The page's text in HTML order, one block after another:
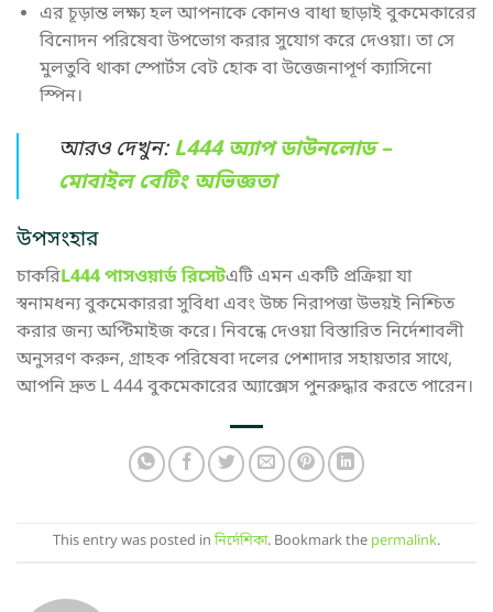
এর চূড়ান্ত লক্ষ্য হল আপনাকে কোনও বাধা ছাড়াই বুকমেকারের
বিনোদন পরিষেবা উপভোগ করার সুযোগ করে দেওয়া। তা সে
মুলতুবি থাকা স্পোর্টস বেট হোক বা উত্তেজনাপূর্ণ ক্যাসিনো
স্পিন।
আরও দেখুন:L444 অ্যাপ ডাউনলোড –
মোবাইল বেটিং অভিজ্ঞতা
উপসংহার
চাকরিL444 পাসওয়ার্ড রিসেটএটি এমন একটি প্রক্রিয়া যা
স্বনামধন্য বুকমেকাররা সুবিধা এবং উচ্চ নিরাপত্তা উভয়ই নিশ্চিত
করার জন্য অপ্টিমাইজ করে। নিবন্ধে দেওয়া বিস্তারিত নির্দেশাবলী
অনুসরণ করুন, গ্রাহক পরিষেবা দলের পেশাদার সহায়তার সাথে,
আপনি দ্রুত L 444 বুকমেকারের অ্যাক্সেস পুনরুদ্ধার করতে পারেন।
This entry was posted in নির্দেশিকা. Bookmark the permalink.